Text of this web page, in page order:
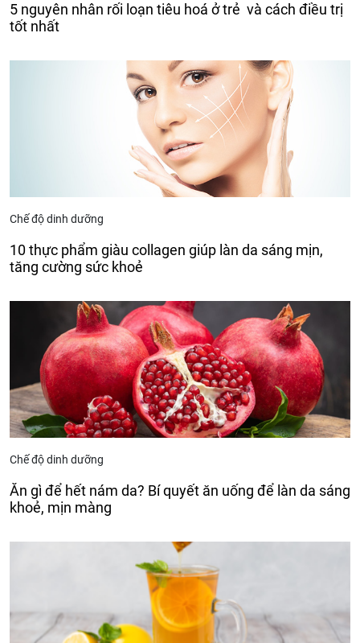
5 nguyên nhân rối loạn tiêu hoá ở trẻ và cách điều trị
tốt nhất
Chế độ dinh dưỡng
10 thực phẩm giàu collagen giúp làn da sáng mịn,
tăng cường sức khoẻ
Chế độ dinh dưỡng
Ăn gì để hết nám da? Bí quyết ăn uống để làn da sáng
khoẻ, mịn màng